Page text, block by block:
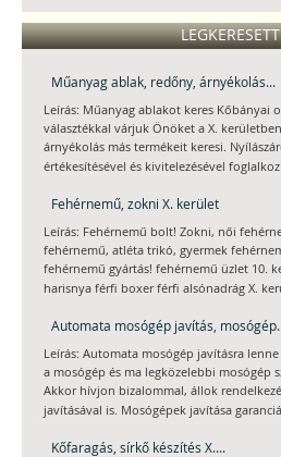
Műanyag ablak, redőny, árnyékolás...
Leírás: Műanyag ablakot keres Kőbányai
választékkal várjuk Önöket a X.
árnyékolás más termékeit keresi.
értékesítésével és kivitelezésével
Fehérnemű, zokni X. kerület
Leírás: Fehérnemű bolt! Zokni, női
fehérnemű, atléta trikó, gyermek
fehérnemű gyártás! fehérnemű üzlet 10.
harisnya férfi boxer férfi alsónadrág X.
Automata mosógép javítás,
Leírás: Automata mosógép javításra
a mosógép és ma legközelebbi mosógép
Akkor hívjon bizalommal, állok
javításával is. Mosógépek javítása
Kőfaragás, sírkő készítés X....